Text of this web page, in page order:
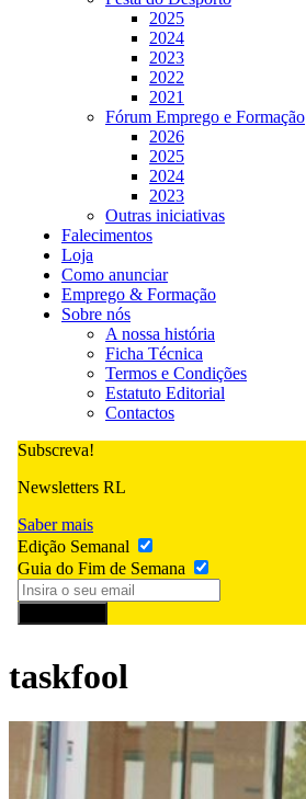
2025
2024
2023
2022
2021
Fórum Emprego e Formação
2026
2025
2024
2023
Outras iniciativas
Falecimentos
Loja
Como anunciar
Emprego & Formação
Sobre nós
A nossa história
Ficha Técnica
Termos e Condições
Estatuto Editorial
Contactos
Subscreva!
Newsletters RL
Saber mais
Edição Semanal
Guia do Fim de Semana
taskfool